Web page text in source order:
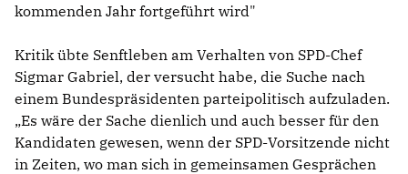
kommenden Jahr fortgeführt wird"
Kritik übte Senftleben am Verhalten von SPD-Chef
Sigmar Gabriel, der versucht habe, die Suche nach
einem Bundespräsidenten parteipolitisch aufzuladen.
Es wäre der Sache dienlich und auch besser für den
Kandidaten gewesen, wenn der SPD-Vorsitzende nicht
in Zeiten, wo man sich in gemeinsamen Gesprächen